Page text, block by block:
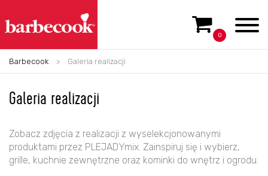
0
Barbecook > Galeria realizacji
Galeria realizacji
Zobacz zdjęcia z realizacji z wyselekcjonowanymi
produktami przez PLEJADYmix. Zainspiruj się i wybierz,
grille, kuchnie zewnętrzne oraz kominki do wnętrz i ogrodu.